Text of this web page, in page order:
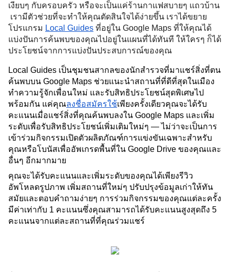
เงียบๆ กับครอบครัว หรือจะเป็นแค่ร้านกาแฟสบายๆ แถวบ้าน
เรามีตัวช่วยที่จะทำให้คุณตัดสินใจได้ง่ายขึ้น เราได้ขยาย
โปรแกรม Local Guides ที่อยู่ใน Google Maps ที่ให้คุณได้
แบ่งปันการค้นพบของคุณไปอยู่ในแผนที่ได้ทันที ให้ใครๆ ก็ได้
ประโยชน์จากการแบ่งปันประสบการณ์ของคุณ
Local Guides เป็นชุมชนสากลของนักสำรวจที่มาแชร์สิ่งที่ตน
ค้นพบบน Google Maps ช่วยแนะนำสถานที่ที่ดีที่สุดในเมือง
ทำความรู้จักเพื่อนใหม่ และรับสิทธิประโยชน์สุดพิเศษไป
พร้อมกัน แค่คุณลงชื่อสมัครใช้เพียงครั้งเดียวคุณจะได้รับ
คะแนนเมื่อแชร์สิ่งที่คุณค้นพบลงใน Google Maps และเพิ่ม
ระดับเพื่อรับสิทธิประโยชน์เพิ่มเติมใหม่ๆ — ไม่ว่าจะเป็นการ
เข้าร่วมกิจกรรมเปิดตัวผลิตภัณฑ์การแข่งขันเฉพาะสำหรับ
คุณหรือโบนัสเพื่ออัพเกรดพื้นที่ใน Google Drive ของคุณและ
อื่นๆ อีกมากมาย
คุณจะได้รับคะแนนและเพิ่มระดับของคุณได้เพียงรีวิว
อัพโหลดรูปภาพ เพิ่มสถานที่ใหม่ๆ ปรับปรุงข้อมูลเก่าให้ทัน
สมัยและตอบคำถามง่ายๆ การร่วมกิจกรรมของคุณแต่ละครั้ง
มีค่าเท่ากับ 1 คะแนนซึ่งคุณสามารถได้รับคะแนนสูงสุดถึง 5
คะแนนจากแต่ละสถานที่ที่คุณร่วมแชร์